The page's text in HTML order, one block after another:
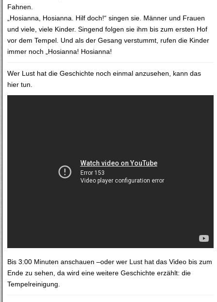
Fahnen.
„Hosianna, Hosianna. Hilf doch!“ singen sie. Männer und Frauen
und viele, viele Kinder. Singend folgen sie ihm bis zum ersten Hof
vor dem Tempel. Und als der Gesang verstummt, rufen die Kinder
immer noch „Hosianna! Hosianna!
Wer Lust hat die Geschichte noch einmal anzusehen, kann das
hier tun.
Bis 3:00 Minuten anschauen –oder wer Lust hat das Video bis zum
Ende zu sehen, da wird eine weitere Geschichte erzählt: die
Tempelreinigung.